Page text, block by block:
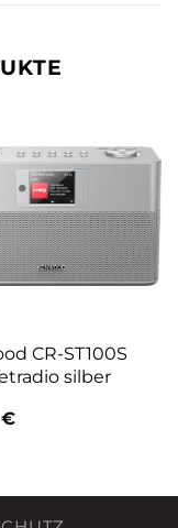
CR-ST100S
silber
€